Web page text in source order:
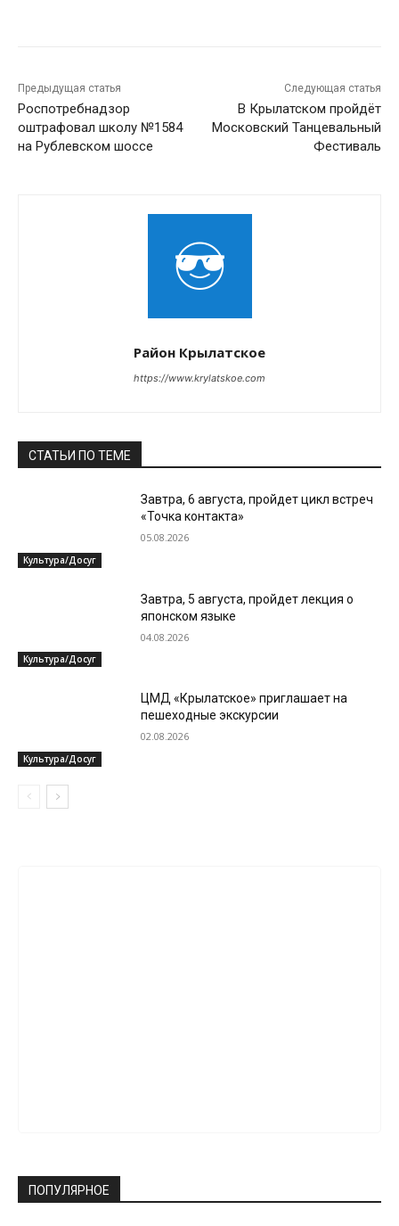
Предыдущая статья
Роспотребнадзор
оштрафовал школу №1584
на Рублевском шоссе
Следующая статья
В Крылатском пройдёт
Московский Танцевальный
Фестиваль
Район Крылатское
https://www.krylatskoe.com
СТАТЬИ ПО ТЕМЕ
Культура/Досуг
Завтра, 6 августа, пройдет цикл встреч
«Точка контакта»
05.08.2026
Культура/Досуг
Завтра, 5 августа, пройдет лекция о
японском языке
04.08.2026
Культура/Досуг
ЦМД «Крылатское» приглашает на
пешеходные экскурсии
02.08.2026
ПОПУЛЯРНОЕ